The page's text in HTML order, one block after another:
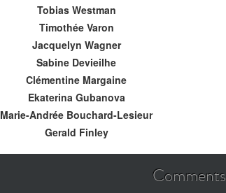
Tobias Westman
Timothée Varon
Jacquelyn Wagner
Sabine Devieilhe
Clémentine Margaine
Ekaterina Gubanova
Marie-Andrée Bouchard-Lesieur
Gerald Finley
Comments